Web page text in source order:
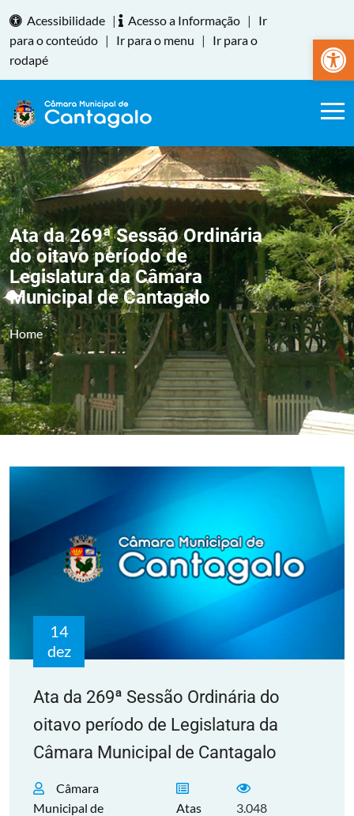
Abrir
Acessibilidade | Acesso a Informação |
Ir
para o conteúdo | Ir para o menu |
Ir para o
rodapé
Ata da 269ª Sessão Ordinária
do oitavo período de
Legislatura da Câmara
Municipal de Cantagalo
Home
14
dez
Ata da 269ª Sessão Ordinária do
oitavo período de Legislatura da
Câmara Municipal de Cantagalo
Câmara
Municipal de
Atas
3.048